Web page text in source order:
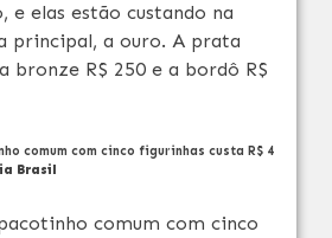
e elas estão custando na
principal, a ouro. A prata
bronze R$ 250 e a bordô R$
comum com cinco figurinhas custa R$ 4
Brasil
comum com cinco